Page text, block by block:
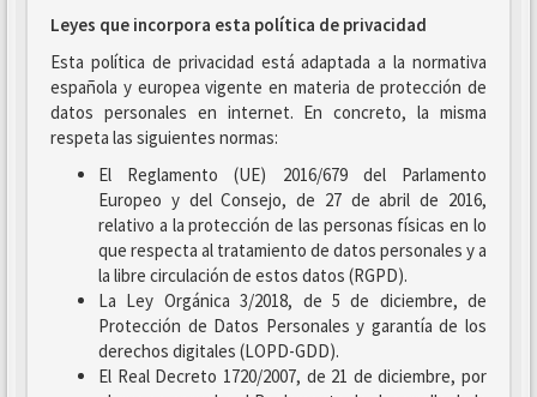
Leyes que incorpora esta política de privacidad
Esta política de privacidad está adaptada a la normativa
española y europea vigente en materia de protección de
datos personales en internet. En concreto, la misma
respeta las siguientes normas:
El Reglamento (UE) 2016/679 del Parlamento
Europeo y del Consejo, de 27 de abril de 2016,
relativo a la protección de las personas físicas en lo
que respecta al tratamiento de datos personales y a
la libre circulación de estos datos (RGPD).
La Ley Orgánica 3/2018, de 5 de diciembre, de
Protección de Datos Personales y garantía de los
derechos digitales (LOPD-GDD).
El Real Decreto 1720/2007, de 21 de diciembre, por